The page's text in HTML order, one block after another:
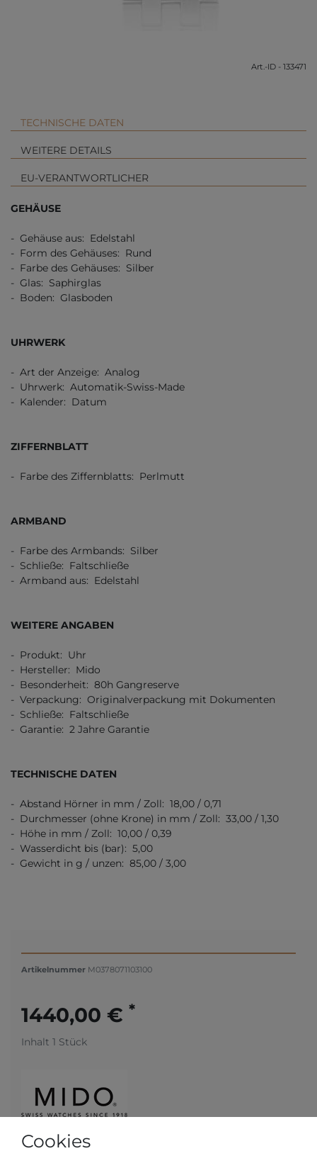
Art.-ID - 133471
TECHNISCHE DATEN
WEITERE DETAILS
EU-VERANTWORTLICHER
GEHÄUSE
- Gehäuse aus: Edelstahl
- Form des Gehäuses: Rund
- Farbe des Gehäuses: Silber
- Glas: Saphirglas
- Boden: Glasboden
UHRWERK
- Art der Anzeige: Analog
- Uhrwerk: Automatik-Swiss-Made
- Kalender: Datum
ZIFFERNBLATT
- Farbe des Ziffernblatts: Perlmutt
ARMBAND
- Farbe des Armbands: Silber
- Schließe: Faltschließe
- Armband aus: Edelstahl
WEITERE ANGABEN
- Produkt: Uhr
- Hersteller: Mido
- Besonderheit: 80h Gangreserve
- Verpackung: Originalverpackung mit Dokumenten
- Schließe: Faltschließe
- Garantie: 2 Jahre Garantie
TECHNISCHE DATEN
- Abstand Hörner in mm / Zoll: 18,00 / 0,71
- Durchmesser (ohne Krone) in mm / Zoll: 33,00 / 1,30
- Höhe in mm / Zoll: 10,00 / 0,39
- Wasserdicht bis (bar): 5,00
- Gewicht in g / unzen: 85,00 / 3,00
Artikelnummer M0378071103100
1440,00 € *
Inhalt 1 Stück
Cookies